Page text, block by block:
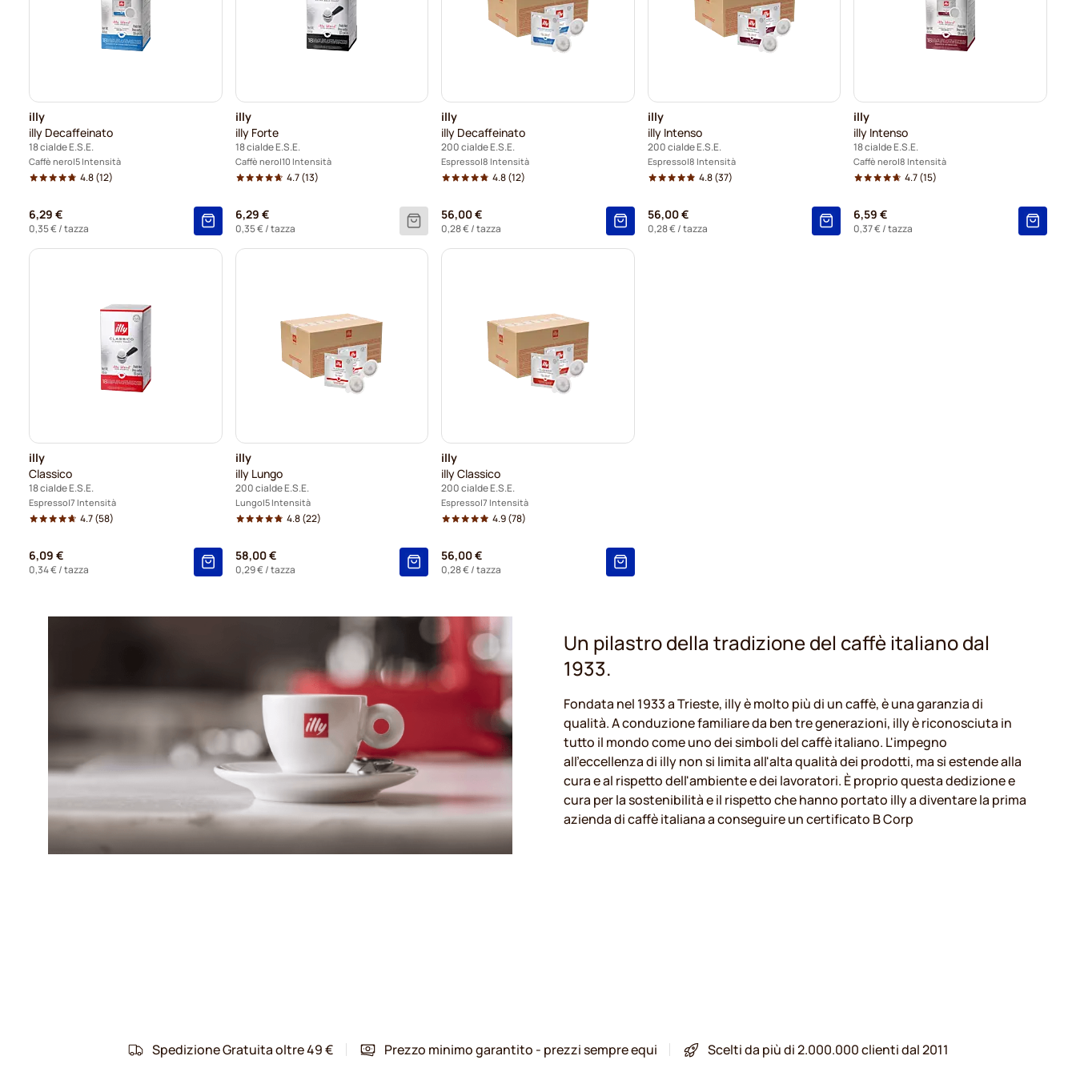
illy
illy Decaffeinato
18 cialde E.S.E.
Caffè nero 5 Intensità
4.8(12)
6,29 €
0,35 €/ tazza
illy
illy Forte
18 cialde E.S.E.
Caffè nero 10 Intensità
4.7(13)
6,29 €
0,35 €/ tazza
illy
illy Decaffeinato
200 cialde E.S.E.
Espresso 8 Intensità
4.8(12)
56,00 €
0,28 €/ tazza
illy
illy Intenso
200 cialde E.S.E.
Espresso 8 Intensità
4.8(37)
56,00 €
0,28 €/ tazza
illy
illy Intenso
18 cialde E.S.E.
Caffè nero 8 Intensità
4.7(15)
6,59 €
0,37 €/ tazza
illy
Classico
18 cialde E.S.E.
Espresso 7 Intensità
4.7(58)
6,09 €
0,34 €/ tazza
illy
illy Lungo
200 cialde E.S.E.
Lungo 5 Intensità
4.8(22)
58,00 €
0,29 €/ tazza
illy
illy Classico
200 cialde E.S.E.
Espresso 7 Intensità
4.9(78)
56,00 €
0,28 €/ tazza
Un pilastro della tradizione del caffè italiano dal
1933.
Fondata nel 1933 a Trieste, illy è molto più di un caffè, è una garanzia di
qualità. A conduzione familiare da ben tre generazioni, illy è riconosciuta in
tutto il mondo come uno dei simboli del caffè italiano. L'impegno
all'eccellenza di illy non si limita all'alta qualità dei prodotti, ma si estende alla
cura e al rispetto dell'ambiente e dei lavoratori. È proprio questa dedizione e
cura per la sostenibilità e il rispetto che hanno portato illy a diventare la prima
azienda di caffè italiana a conseguire un certificato B Corp
Spedizione Gratuita oltre 49 € Prezzo minimo garantito - prezzi sempre equi Scelti da più di 2.000.000 clienti dal 2011